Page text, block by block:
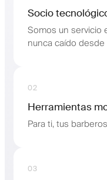
Socio
Somos un servicio
nunca caído
02
Herramientas
Para ti, tus
03